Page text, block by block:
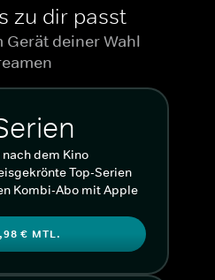
zu dir passt
Gerät deiner Wahl
dem Kino
Top-Serien
Kombi-Abo mit Apple
€ MTL.